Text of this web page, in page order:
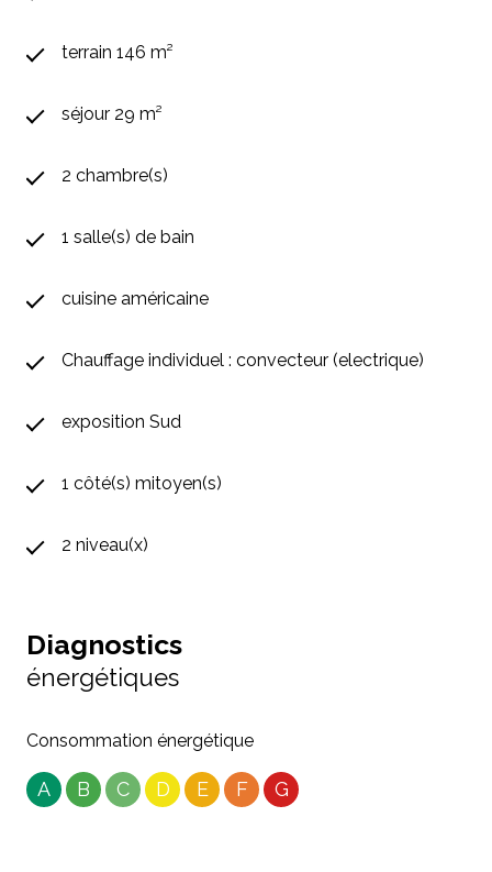
terrain 146 m²
séjour 29 m²
2 chambre(s)
1 salle(s) de bain
cuisine américaine
Chauffage individuel : convecteur (electrique)
exposition Sud
1 côté(s) mitoyen(s)
2 niveau(x)
Diagnostics
énergétiques
Consommation énergétique
A B C D E F G